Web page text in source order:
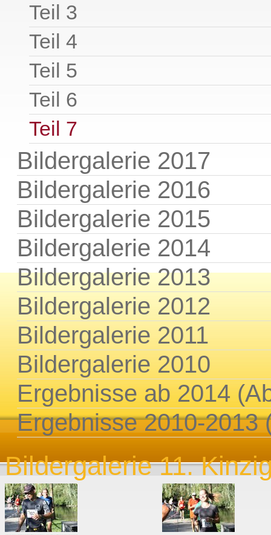
Teil 3
Teil 4
Teil 5
Teil 6
Teil 7
Bildergalerie 2017
Bildergalerie 2016
Bildergalerie 2015
Bildergalerie 2014
Bildergalerie 2013
Bildergalerie 2012
Bildergalerie 2011
Bildergalerie 2010
Ergebnisse ab 2014
Ergebnisse 2010-2013
Bildergalerie 11.